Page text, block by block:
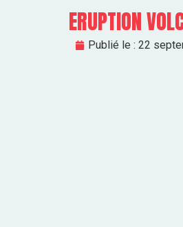
ERUPTION
Publié le : 22